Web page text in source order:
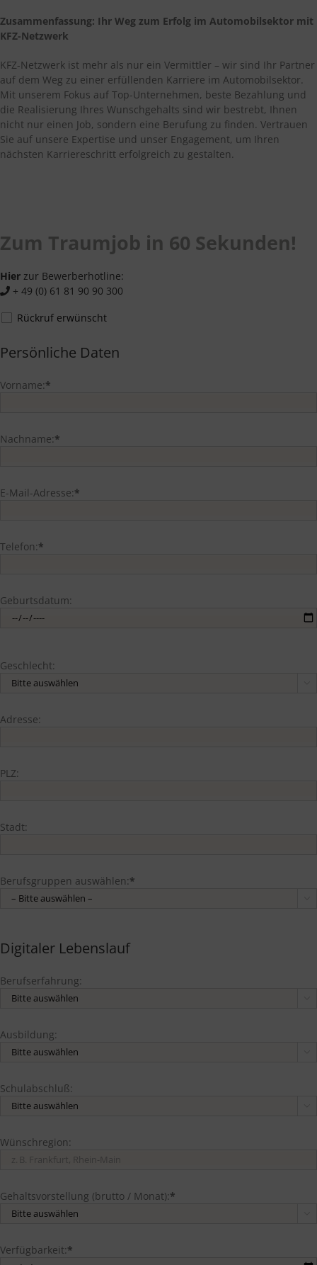
Zusammenfassung: Ihr Weg zum Erfolg im Automobilsektor mit
KFZ-Netzwerk
KFZ-Netzwerk ist mehr als nur ein Vermittler – wir sind Ihr Partner
auf dem Weg zu einer erfüllenden Karriere im Automobilsektor.
Mit unserem Fokus auf Top-Unternehmen, beste Bezahlung und
die Realisierung Ihres Wunschgehalts sind wir bestrebt, Ihnen
nicht nur einen Job, sondern eine Berufung zu finden. Vertrauen
Sie auf unsere Expertise und unser Engagement, um Ihren
nächsten Karriereschritt erfolgreich zu gestalten.
Zum Traumjob in 60 Sekunden!
Hierzur Bewerberhotline:
+ 49 (0) 61 81 90 90 300
Rückruf erwünscht
Persönliche Daten
Vorname:*
Nachname:*
E-Mail-Adresse:*
Telefon:*
Geburtsdatum:
Geschlecht:
Adresse:
PLZ:
Stadt:
Berufsgruppen auswählen:*
Digitaler Lebenslauf
Berufserfahrung:
Ausbildung:
Schulabschluß:
Wünschregion:
Gehaltsvorstellung (brutto / Monat):*
Verfügbarkeit:*